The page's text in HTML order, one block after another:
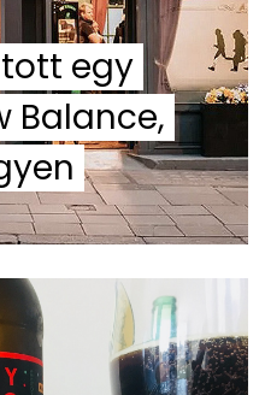
egy
Balance,